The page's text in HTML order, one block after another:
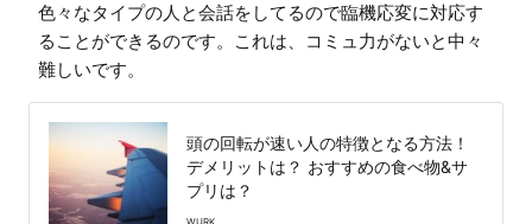
色々なタイプの人と会話をしてるので臨機応変に対応す
ることができるのです。これは、コミュ力がないと中々
難しいです。
頭の回転が速い人の特徴となる方法！
デメリットは？ おすすめの食べ物&サ
プリは？